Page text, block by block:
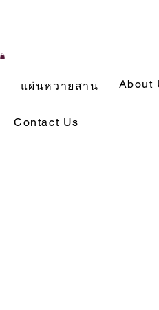
แผ่นหวายสาน About
Contact Us